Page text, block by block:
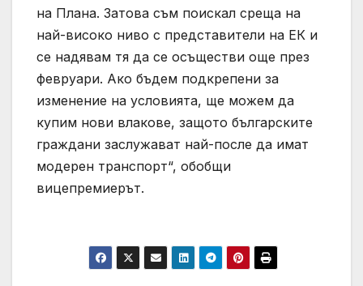
на Плана. Затова съм поискал среща на
най-високо ниво с представители на ЕК и
се надявам тя да се осъществи още през
февруари. Ако бъдем подкрепени за
изменение на условията, ще можем да
купим нови влакове, защото българските
граждани заслужават най-после да имат
модерен транспорт“, обобщи
вицепремиерът.